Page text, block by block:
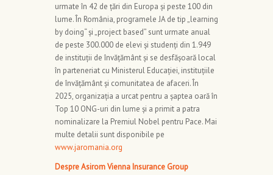
urmate în 42 de țări din Europa și peste 100 din
lume. În România, programele JA de tip „learning
by doing“ și „project based” sunt urmate anual
de peste 300.000 de elevi și studenți din 1.949
de instituții de învățământ și se desfășoară local
în parteneriat cu Ministerul Educației, instituțiile
de învățământ și comunitatea de afaceri. În
2025, organizația a urcat pentru a șaptea oară în
Top 10 ONG-uri din lume și a primit a patra
nominalizare la Premiul Nobel pentru Pace. Mai
multe detalii sunt disponibile pe
www.jaromania.org
Despre Asirom Vienna Insurance Group